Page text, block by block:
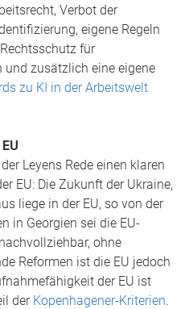
Verbot der
eigene Regeln
für
und zusätzlich eine eigene
zu KI in der Arbeitswelt
Leyens Rede einen klaren
EU: Die Zukunft der Ukraine,
liege in der EU, so von der
in Georgien sei die EU-
ohne
Reformen ist die EU jedoch
der EU ist
der Kopenhagener-Kriterien.